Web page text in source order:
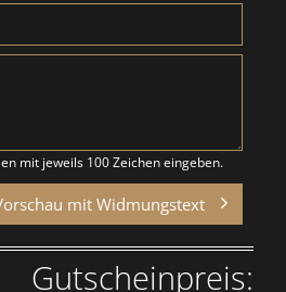
mit jeweils 100 Zeichen eingeben.
mit Widmungstext
Gutscheinpreis: